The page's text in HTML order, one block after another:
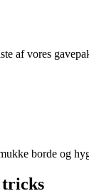
vores
borde og
tricks